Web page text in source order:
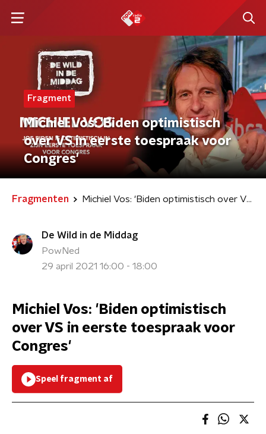
Fragment
Michiel Vos: 'Biden optimistisch
over VS in eerste toespraak voor
Congres'
Fragmenten Michiel Vos: 'Biden optimistisch over VS in eerste toespraak voor Congres'
De Wild in de Middag
PowNed
29 april 2021 16:00 - 18:00
Michiel Vos: 'Biden optimistisch
over VS in eerste toespraak voor
Congres'
Speel fragment af